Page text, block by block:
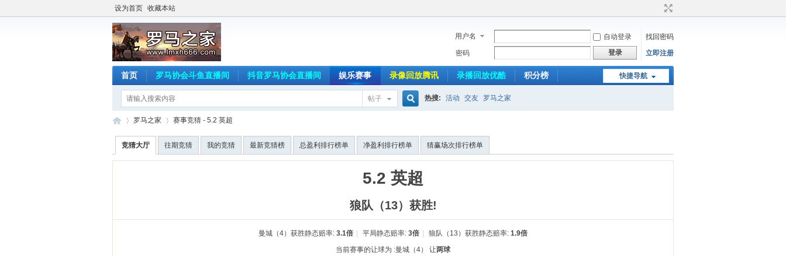
设为首页 收藏本站
用户名 自动登录
找回密码
密码
登录 立即注册
快捷导航
首页 罗马协会斗鱼直播间 抖音罗马协会直播间 娱乐赛事 录像回放腾讯 录播回放优酷 积分榜
帖子 热搜: 活动 交友 罗马之家
罗马之家 赛事竞猜 - 5.2 英超
竞猜大厅 往期竞猜 我的竞猜 最新竞猜榜 总盈利排行榜单 净盈利排行榜单 猜赢场次排行榜单
5.2 英超
狼队（13）获胜!
曼城（4）获胜静态赔率: 3.1倍 平局静态赔率: 3倍 狼队（13）获胜静态赔率: 1.9倍
当前赛事的让球为 :曼城（4） 让两球